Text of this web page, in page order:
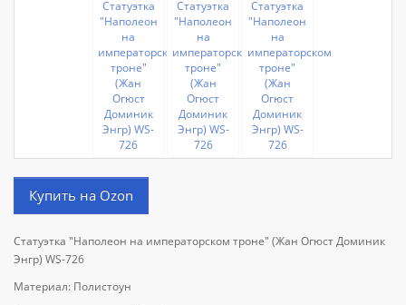
Купить на Ozon
Статуэтка "Наполеон на императорском троне" (Жан Огюст Доминик
Энгр) WS-726
Материал: Полистоун